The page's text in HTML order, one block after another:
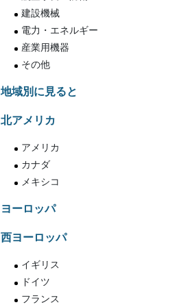
建設機械
電力・エネルギー
産業用機器
その他
地域別に見ると
北アメリカ
アメリカ
カナダ
メキシコ
ヨーロッパ
西ヨーロッパ
イギリス
ドイツ
フランス